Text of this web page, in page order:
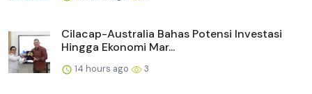
Cilacap-Australia Bahas Potensi Investasi
Hingga Ekonomi Mar...
14 hours ago 3